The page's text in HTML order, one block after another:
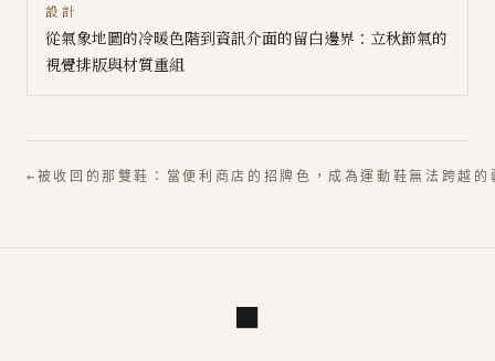
設計
從氣象地圖的冷暖色階到資訊介面的留白邊界：立秋節氣的
視覺排版與材質重組
← 被收回的那雙鞋：當便利商店的招牌色，成為運動鞋無法跨越